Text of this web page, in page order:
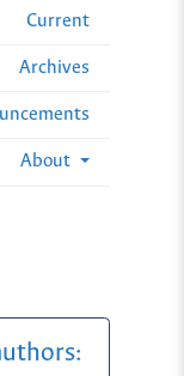
Current
Archives
About